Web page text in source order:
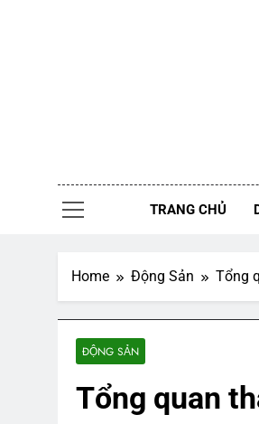
TRANG CHỦ
Home Động Sản Tổng
ĐỘNG SẢN
Tổng quan